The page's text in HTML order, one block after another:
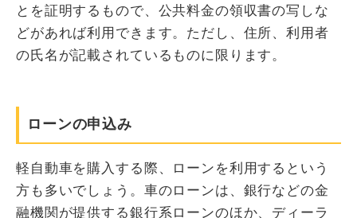
とを証明するもので、公共料金の領収書の写しな
どがあれば利用できます。ただし、住所、利用者
の氏名が記載されているものに限ります。
ローンの申込み
軽自動車を購入する際、ローンを利用するという
方も多いでしょう。車のローンは、銀行などの金
融機関が提供する銀行系ローンのほか、ディーラ